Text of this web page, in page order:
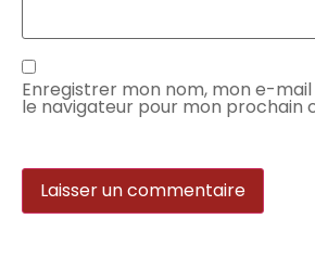
Enregistrer mon nom, mon e-
le navigateur pour mon prochain